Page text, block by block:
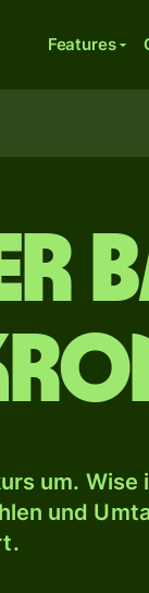
Features
um. Wise
und